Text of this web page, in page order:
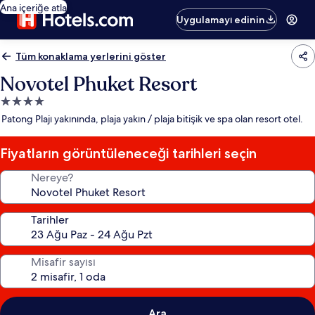
Ana içeriğe atla
Uygulamayı edinin
Tüm konaklama yerlerini göster
Novotel Phuket Resort
4.0
yıldızlı
yeri
Patong Plajı yakınında, plaja yakın / plaja bitişik ve spa olan resort otel.
Fiyatların görüntüleneceği tarihleri seçin
Nereye?
Tarihler
Misafir sayısı